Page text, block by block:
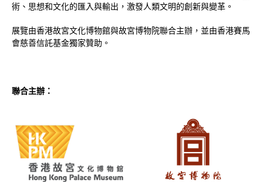
術、思想和文化的匯入與輸出，激發人類文明的創新與變革。
展覽由香港故宮文化博物館與故宮博物院聯合主辦，並由香港賽馬
會慈善信託基金獨家贊助。
聯合主辦：